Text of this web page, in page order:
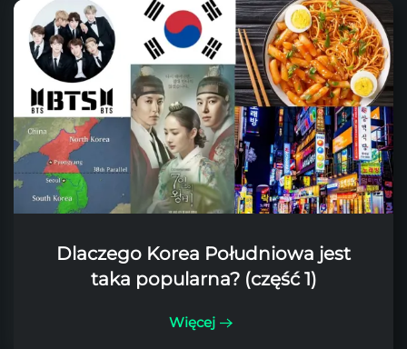
Dlaczego Korea Południowa jest
taka popularna? (część 1)
Więcej